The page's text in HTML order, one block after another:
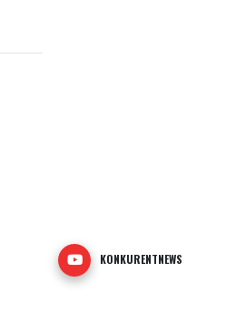
KONKURENTNEWS